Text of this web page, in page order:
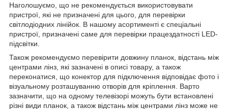
Наголошуємо, що не рекомендується використовувати
пристрої, які не призначені для цього, для перевірки
світлодіодних лінійок. В нашому асортименті є спеціальні
пристрої, призначені саме для перевірки працездатності LED-
підсвітки.
Також рекомендуємо перевірити довжину планок, відстань між
центрами лінз, які зазначені в описі товару, а також
переконатися, що конектор для підключення відповідає фото і
візуальному розташуванню отворів для кріплення. Варто
зазначити, що на одному телевізорі можуть бути встановлені
різні види планок, а також відстань між центрами лінз може не